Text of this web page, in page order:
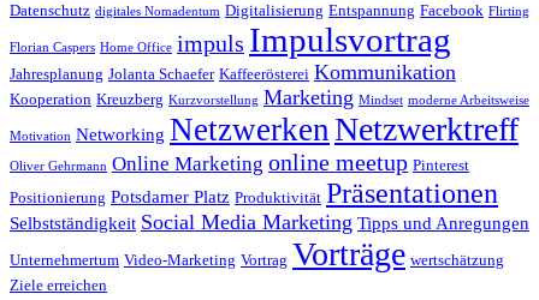
Datenschutz digitales Nomadentum Digitalisierung Entspannung Facebook Flirting
Florian Caspers Home Office impuls Impulsvortrag
Jahresplanung Jolanta Schaefer Kaffeerösterei Kommunikation
Kooperation Kreuzberg Kurzvorstellung Marketing Mindset moderne Arbeitsweise
Motivation Networking NetzwerkenNetzwerktreff
Oliver Gehrmann Online Marketing online meetup Pinterest
Positionierung Potsdamer Platz Produktivität Präsentationen
Selbstständigkeit Social Media Marketing Tipps und Anregungen
Unternehmertum Video-Marketing Vortrag Vorträge wertschätzung
Ziele erreichen